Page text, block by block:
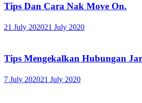
Tips Dan Cara Nak Move On.
21 July 202021 July 2020
Tips Mengekalkan Hubungan
7 July 202021 July 2020